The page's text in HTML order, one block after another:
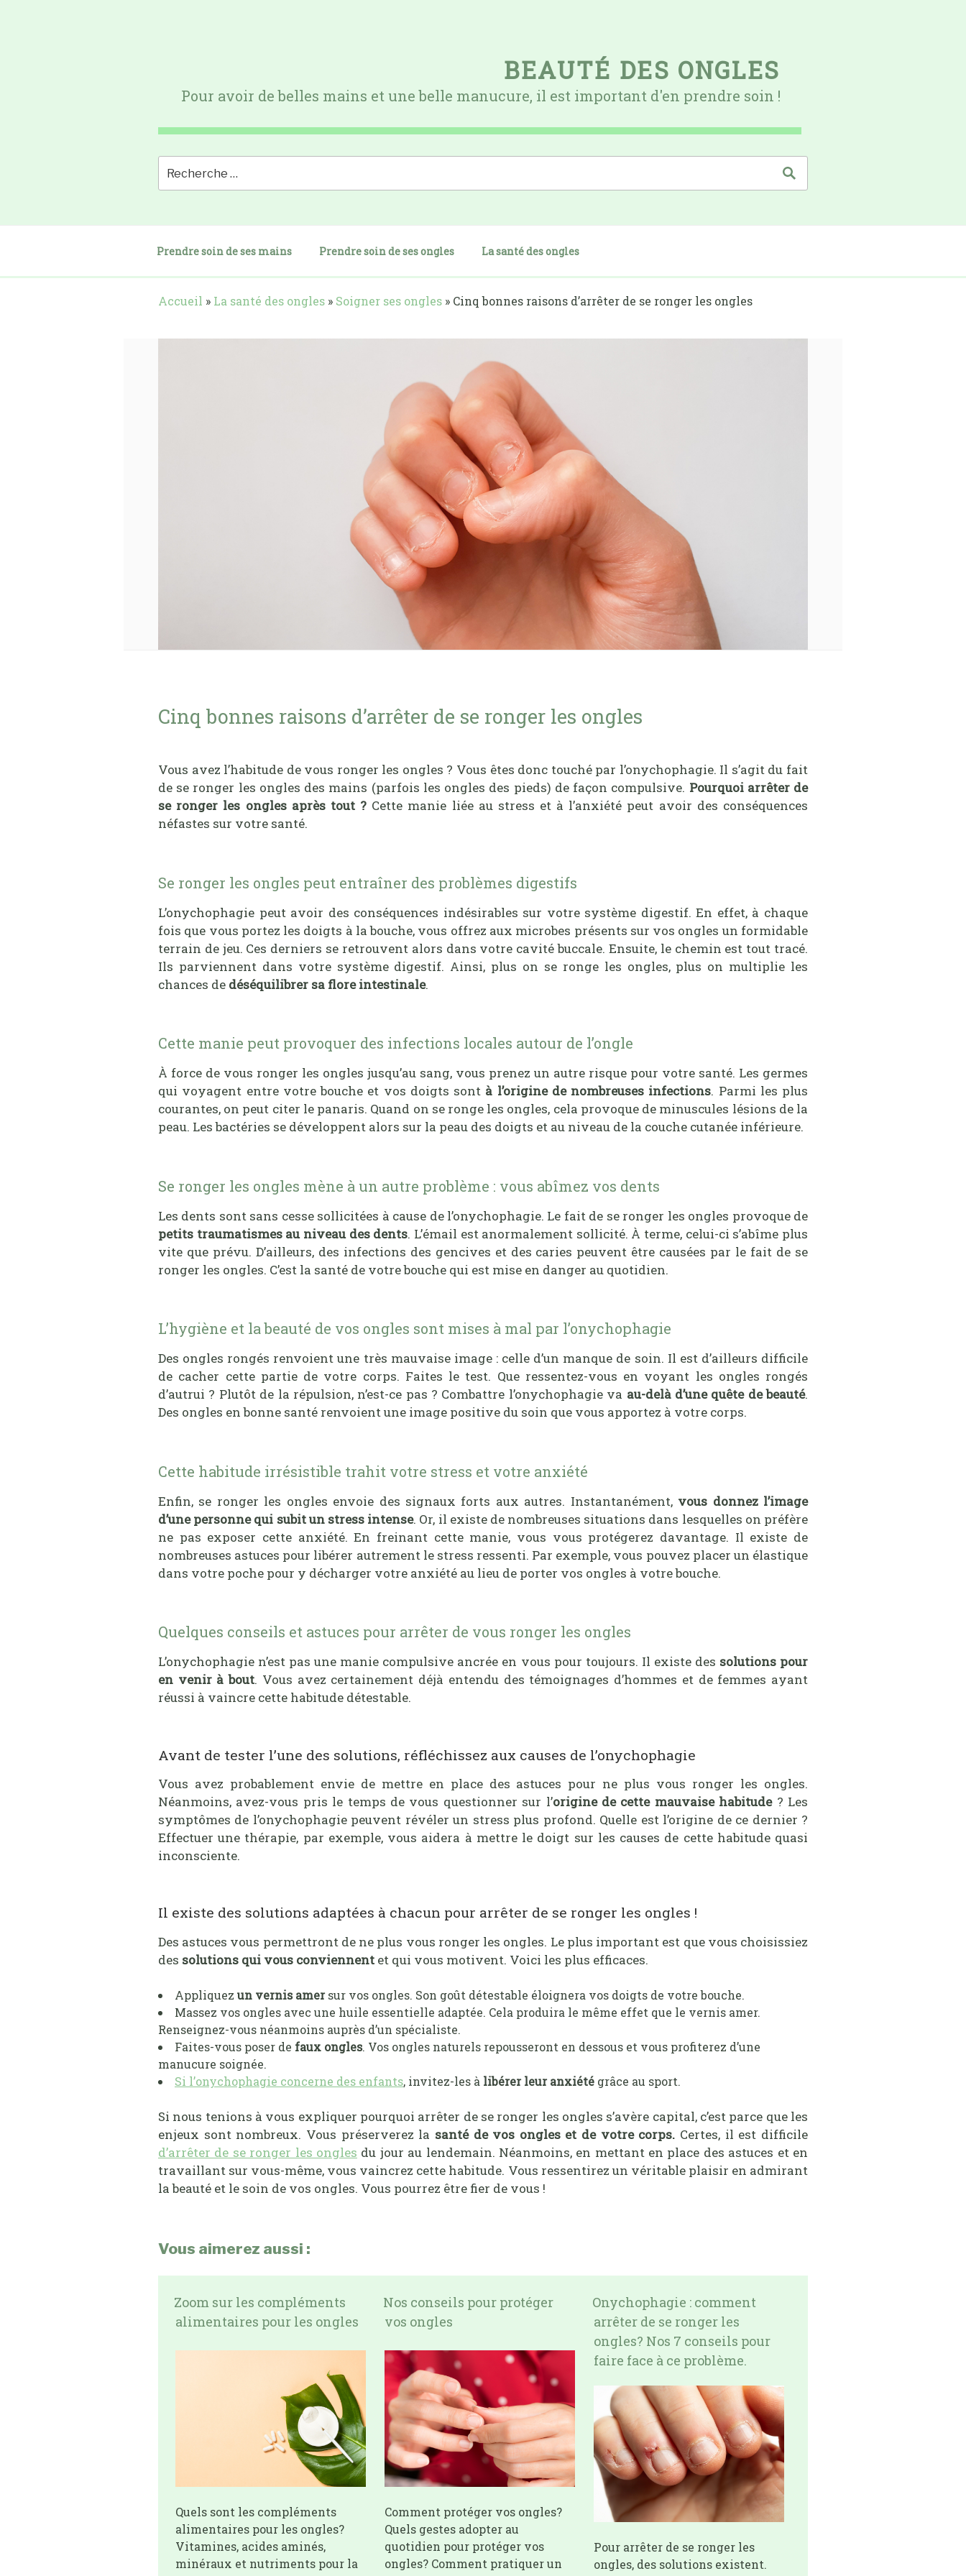
BEAUTÉ DES ONGLES
Pour avoir de belles mains et une belle manucure, il est important d'en prendre soin !
Prendre soin de ses mains Prendre soin de ses ongles La santé des ongles
Accueil » La santé des ongles » Soigner ses ongles » Cinq bonnes raisons d’arrêter de se ronger les ongles
Cinq bonnes raisons d’arrêter de se ronger les ongles
Vous avez l’habitude de vous ronger les ongles ? Vous êtes donc touché par l’onychophagie. Il s’agit du fait
de se ronger les ongles des mains (parfois les ongles des pieds) de façon compulsive. Pourquoi arrêter de
se ronger les ongles après tout ? Cette manie liée au stress et à l’anxiété peut avoir des conséquences
néfastes sur votre santé.
Se ronger les ongles peut entraîner des problèmes digestifs
L’onychophagie peut avoir des conséquences indésirables sur votre système digestif. En effet, à chaque
fois que vous portez les doigts à la bouche, vous offrez aux microbes présents sur vos ongles un formidable
terrain de jeu. Ces derniers se retrouvent alors dans votre cavité buccale. Ensuite, le chemin est tout tracé.
Ils parviennent dans votre système digestif. Ainsi, plus on se ronge les ongles, plus on multiplie les
chances de déséquilibrer sa flore intestinale.
Cette manie peut provoquer des infections locales autour de l’ongle
À force de vous ronger les ongles jusqu’au sang, vous prenez un autre risque pour votre santé. Les germes
qui voyagent entre votre bouche et vos doigts sont à l’origine de nombreuses infections. Parmi les plus
courantes, on peut citer le panaris. Quand on se ronge les ongles, cela provoque de minuscules lésions de la
peau. Les bactéries se développent alors sur la peau des doigts et au niveau de la couche cutanée inférieure.
Se ronger les ongles mène à un autre problème : vous abîmez vos dents
Les dents sont sans cesse sollicitées à cause de l’onychophagie. Le fait de se ronger les ongles provoque de
petits traumatismes au niveau des dents. L’émail est anormalement sollicité. À terme, celui-ci s’abîme plus
vite que prévu. D’ailleurs, des infections des gencives et des caries peuvent être causées par le fait de se
ronger les ongles. C’est la santé de votre bouche qui est mise en danger au quotidien.
L’hygiène et la beauté de vos ongles sont mises à mal par l’onychophagie
Des ongles rongés renvoient une très mauvaise image : celle d’un manque de soin. Il est d’ailleurs difficile
de cacher cette partie de votre corps. Faites le test. Que ressentez-vous en voyant les ongles rongés
d’autrui ? Plutôt de la répulsion, n’est-ce pas ? Combattre l’onychophagie va au-delà d’une quête de beauté.
Des ongles en bonne santé renvoient une image positive du soin que vous apportez à votre corps.
Cette habitude irrésistible trahit votre stress et votre anxiété
Enfin, se ronger les ongles envoie des signaux forts aux autres. Instantanément, vous donnez l’image
d’une personne qui subit un stress intense. Or, il existe de nombreuses situations dans lesquelles on préfère
ne pas exposer cette anxiété. En freinant cette manie, vous vous protégerez davantage. Il existe de
nombreuses astuces pour libérer autrement le stress ressenti. Par exemple, vous pouvez placer un élastique
dans votre poche pour y décharger votre anxiété au lieu de porter vos ongles à votre bouche.
Quelques conseils et astuces pour arrêter de vous ronger les ongles
L’onychophagie n’est pas une manie compulsive ancrée en vous pour toujours. Il existe des solutions pour
en venir à bout. Vous avez certainement déjà entendu des témoignages d’hommes et de femmes ayant
réussi à vaincre cette habitude détestable.
Avant de tester l’une des solutions, réfléchissez aux causes de l’onychophagie
Vous avez probablement envie de mettre en place des astuces pour ne plus vous ronger les ongles.
Néanmoins, avez-vous pris le temps de vous questionner sur l’origine de cette mauvaise habitude? Les
symptômes de l’onychophagie peuvent révéler un stress plus profond. Quelle est l’origine de ce dernier ?
Effectuer une thérapie, par exemple, vous aidera à mettre le doigt sur les causes de cette habitude quasi
inconsciente.
Il existe des solutions adaptées à chacun pour arrêter de se ronger les ongles !
Des astuces vous permettront de ne plus vous ronger les ongles. Le plus important est que vous choisissiez
des solutions qui vous conviennent et qui vous motivent. Voici les plus efficaces.
Appliquez un vernis amersur vos ongles. Son goût détestable éloignera vos doigts de votre bouche.
Massez vos ongles avec une huile essentielle adaptée. Cela produira le même effet que le vernis amer.
Renseignez-vous néanmoins auprès d’un spécialiste.
Faites-vous poser de faux ongles. Vos ongles naturels repousseront en dessous et vous profiterez d’une
manucure soignée.
Si l’onychophagie concerne des enfants, invitez-les à libérer leur anxiété grâce au sport.
Si nous tenions à vous expliquer pourquoi arrêter de se ronger les ongles s’avère capital, c’est parce que les
enjeux sont nombreux. Vous préserverez la santé de vos ongles et de votre corps. Certes, il est difficile
d’arrêter de se ronger les ongles du jour au lendemain. Néanmoins, en mettant en place des astuces et en
travaillant sur vous-même, vous vaincrez cette habitude. Vous ressentirez un véritable plaisir en admirant
la beauté et le soin de vos ongles. Vous pourrez être fier de vous !
Vous aimerez aussi :
Zoom sur les compléments
alimentaires pour les ongles
Quels sont les compléments
alimentaires pour les ongles?
Vitamines, acides aminés,
minéraux et nutriments pour la
Nos conseils pour protéger
vos ongles
Comment protéger vos ongles?
Quels gestes adopter au
quotidien pour protéger vos
ongles? Comment pratiquer un
Onychophagie : comment
arrêter de se ronger les
ongles? Nos 7 conseils pour
faire face à ce problème.
Pour arrêter de se ronger les
ongles, des solutions existent.